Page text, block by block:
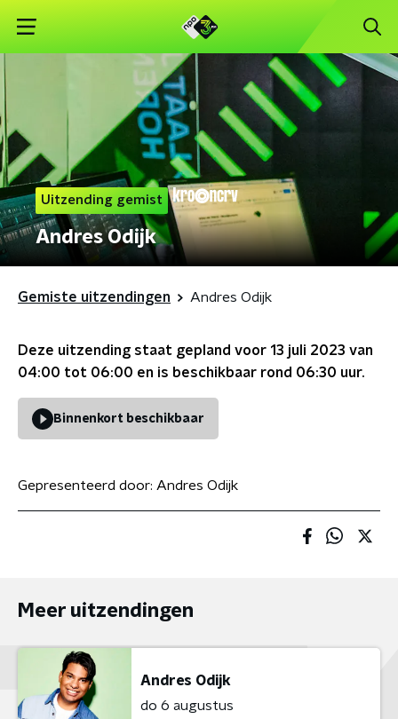
Uitzending gemist
Andres Odijk
Gemiste uitzendingen Andres Odijk
Deze uitzending staat gepland voor 13 juli 2023 van
04:00 tot 06:00 en is beschikbaar rond 06:30 uur.
Binnenkort beschikbaar
Gepresenteerd door: Andres Odijk
Meer uitzendingen
Andres Odijk
do 6 augustus